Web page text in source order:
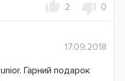
2 0
17.09.2018
Гарний подарок